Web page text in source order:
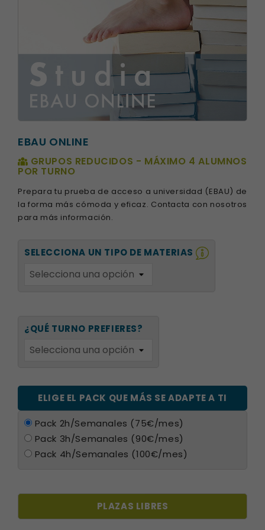
EBAU ONLINE
GRUPOS REDUCIDOS - MÁXIMO 4 ALUMNOS
POR TURNO
Prepara tu prueba de acceso a universidad (EBAU) de
la forma más cómoda y eficaz. Contacta con nosotros
para más información.
SELECCIONA UN TIPO DE MATERIAS
¿QUÉ TURNO PREFIERES?
ELIGE EL PACK QUE MÁS SE ADAPTE A TI
Pack 2h/Semanales (75€/mes)
Pack 3h/Semanales (90€/mes)
Pack 4h/Semanales (100€/mes)
PLAZAS LIBRES